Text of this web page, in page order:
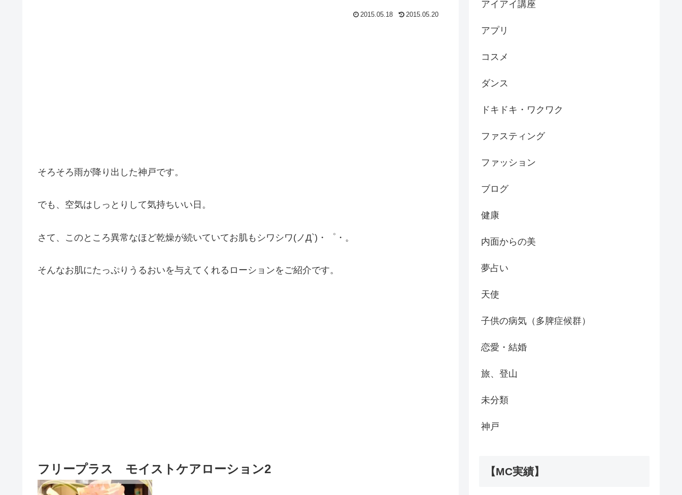
2015.05.18 2015.05.20
そろそろ雨が降り出した神戸です。
でも、空気はしっとりして気持ちいい日。
さて、このところ異常なほど乾燥が続いていてお肌もシワシワ(ノД`)・゜・。
そんなお肌にたっぷりうるおいを与えてくれるローションをご紹介です。
フリープラス モイストケアローション2
アイアイ講座
アプリ
コスメ
ダンス
ドキドキ・ワクワク
ファスティング
ファッション
ブログ
健康
内面からの美
夢占い
天使
子供の病気（多脾症候群）
恋愛・結婚
旅、登山
未分類
神戸
【MC実績】